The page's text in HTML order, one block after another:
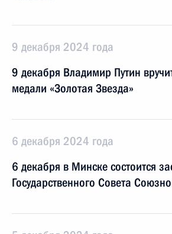
9 декабря 2024 года
9 декабря Владимир Путин
медали «Золотая Звезда»
6 декабря 2024 года
6 декабря в Минске состоится
Государственного Совета